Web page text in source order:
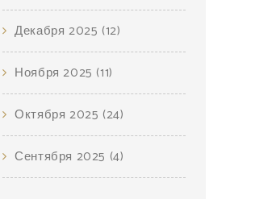
Декабря 2025 (12)
Ноября 2025 (11)
Октября 2025 (24)
Сентября 2025 (4)